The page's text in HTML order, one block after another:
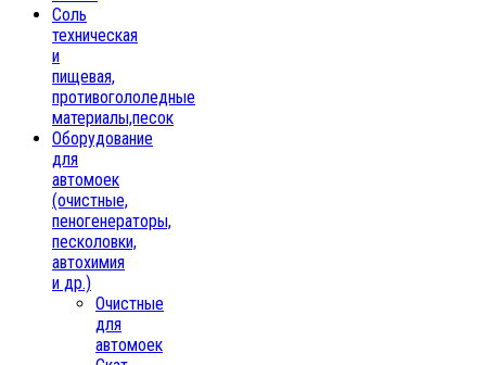
Соль
техническая
и
пищевая,
противогололедные
материалы,песок
Oборудование
для
автомоек
(очистные,
пеногенераторы,
песколовки,
автохимия
и др.)
Очистные
для
автомоек